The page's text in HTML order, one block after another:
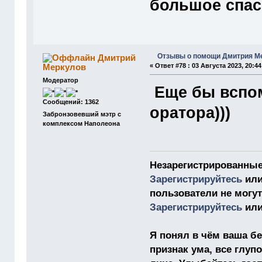
большое
Дмитрий
Меркулов
Модератор
Сообщений: 1362
Забронзовевший мэтр с
комплексом Наполеона
Отзывы о помощи Дмитрия
«Ответ #78 : 03 Августа 2023,
Еще бы
оратора)))
Зарегистрируйтесь
пользователи не
Зарегистрируйтесь
Я понял в чём ваша
признак ума, все